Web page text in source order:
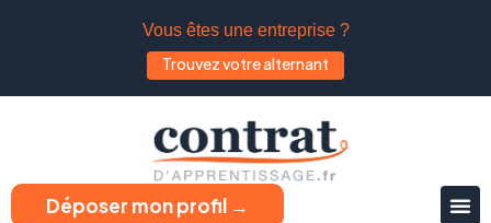
Vous êtes une entreprise ?
Trouvez votre alternant
Déposer mon profil →